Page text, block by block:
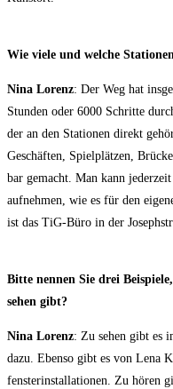
Wie vie­le und wel­che
Nina Lorenz: Der Weg hat
Stun­den oder 6000 Schrit­te
der an den Sta­tio­nen direkt
Geschäf­ten, Spiel­plät­zen,
bar gemacht. Man kann
auf­neh­men, wie es für den
ist das TiG-Büro in der
Bit­te nen­nen Sie drei
sehen gibt?
Nina Lorenz: Zu sehen gibt es
dazu. Eben­so gibt es von Lena
fens­ter­in­stal­la­tio­nen. Zu hören